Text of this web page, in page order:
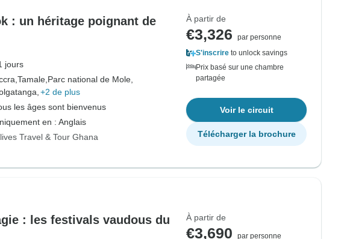
: un héritage poignant de
jours
Tamale, Parc national de Mole,
+2 de plus
les âges sont bienvenus
en : Anglais
Travel & Tour Ghana
À partir de
€3,326
par personne
S'inscrire to unlock savings
Prix basé sur une chambre
partagée
Voir le circuit
Télécharger la brochure
: les festivals vaudous du
À partir de
€3,690
par personne